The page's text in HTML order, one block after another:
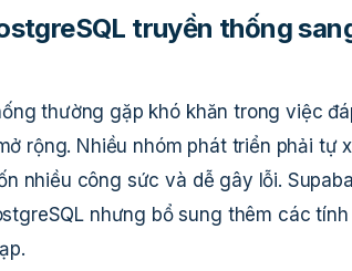
truyền thống
thường gặp khó khăn trong việc
rộng. Nhiều nhóm phát triển phải tự
nhiều công sức và dễ gây lỗi.
nhưng bổ sung thêm các tính